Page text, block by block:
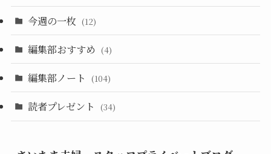
今週の一枚 (12)
編集部おすすめ (4)
編集部ノート (104)
読者プレゼント (34)